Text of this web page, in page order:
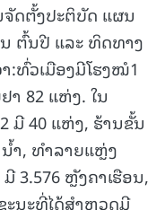
ດຕັ້ງປະຕິບັດ ແຜນ
ຕົ້ນປີ ແລະ ທິດທາງ
:ທົ່ວເມືອງມີໂຮງໝໍ1
າ 82 ແຫ່ງ. ໃນ
ມີ 40 ແຫ່ງ, ຮ້ານຂັ້ນ
າ, ທໍາລາຍແຫຼ່ງ
3.576 ຫຼັງຄາເຮືອນ,
ນະທີ່ໄດ້ສໍາຫຼວດມີ